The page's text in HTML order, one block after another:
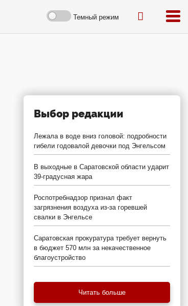
Темный режим
Выбор редакции
Лежала в воде вниз головой: подробности
гибели годовалой девочки под Энгельсом
В выходные в Саратовской области ударит
39-градусная жара
Роспотребнадзор признал факт
загрязнения воздуха из-за горевшей
свалки в Энгельсе
Саратовская прокуратура требует вернуть
в бюджет 570 млн за некачественное
благоустройство
Читать больше